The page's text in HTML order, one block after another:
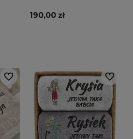
190,00 zł
Do ulubionych Do